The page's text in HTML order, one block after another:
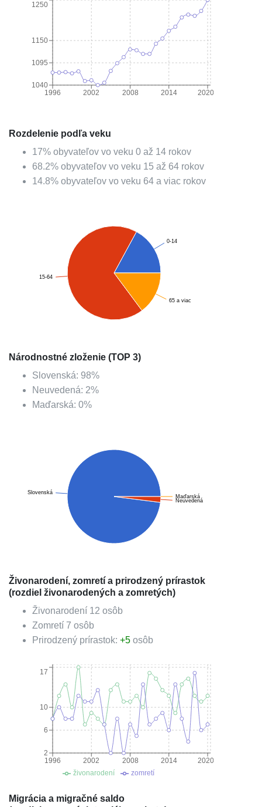
1996 2002 2008 2014 2020
1040
1095
1150
1250
Rozdelenie podľa veku
17% obyvateľov vo veku 0 až 14 rokov
68.2% obyvateľov vo veku 15 až 64 rokov
14.8% obyvateľov vo veku 64 a viac rokov
0-14
15-64
65 a viac
Národnostné zloženie (TOP 3)
Slovenská: 98%
Neuvedená: 2%
Maďarská: 0%
Slovenská
Neuvedená
Maďarská
Živonarodení, zomretí a prirodzený prírastok
(rozdiel živonarodených a zomretých)
Živonarodení 12 osôb
Zomretí 7 osôb
Prirodzený prírastok: +5 osôb
1996 2002 2008 2014 2020
2
6
10
17
živonarodení zomretí
Migrácia a migračné saldo